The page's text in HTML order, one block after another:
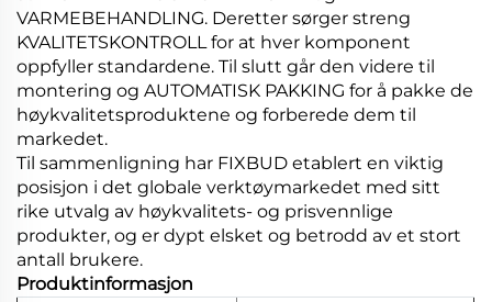
VARMEBEHANDLING. Deretter sørger streng
KVALITETSKONTROLL for at hver komponent
oppfyller standardene. Til slutt går den videre til
montering og AUTOMATISK PAKKING for å pakke de
høykvalitetsproduktene og forberede dem til
markedet.
Til sammenligning har FIXBUD etablert en viktig
posisjon i det globale verktøymarkedet med sitt
rike utvalg av høykvalitets- og prisvennlige
produkter, og er dypt elsket og betrodd av et stort
antall brukere.
Produktinformasjon